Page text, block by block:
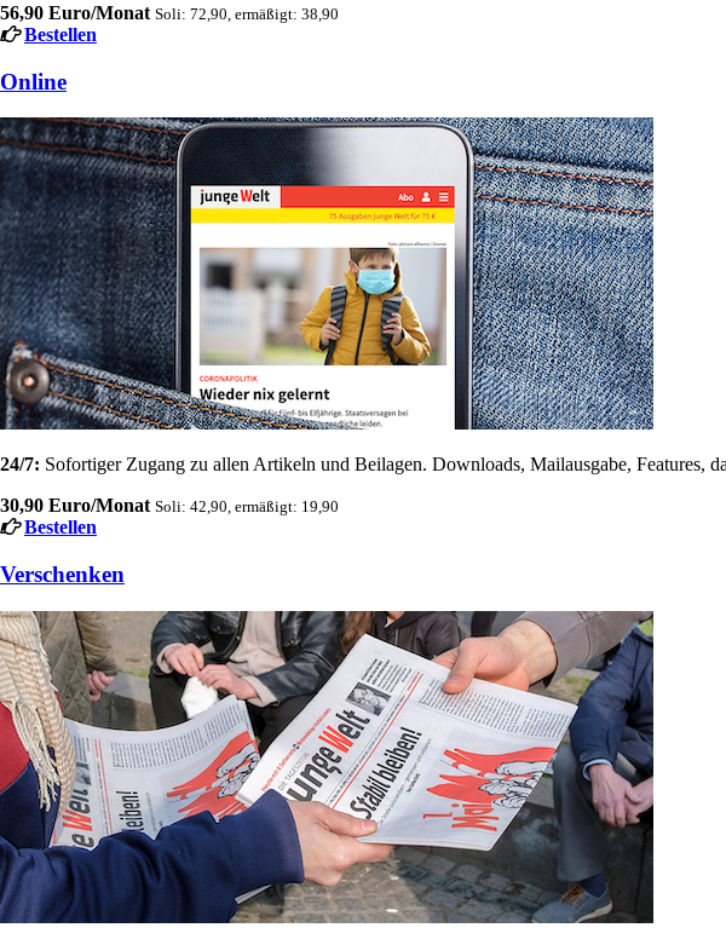
56,90 Euro/Monat Soli: 72,90, ermäßigt: 38,90
Bestellen
Online
24/7: Sofortiger Zugang zu allen Artikeln und Beilagen. Downloads, Mailausgabe, Features,
30,90 Euro/Monat Soli: 42,90, ermäßigt: 19,90
Bestellen
Verschenken